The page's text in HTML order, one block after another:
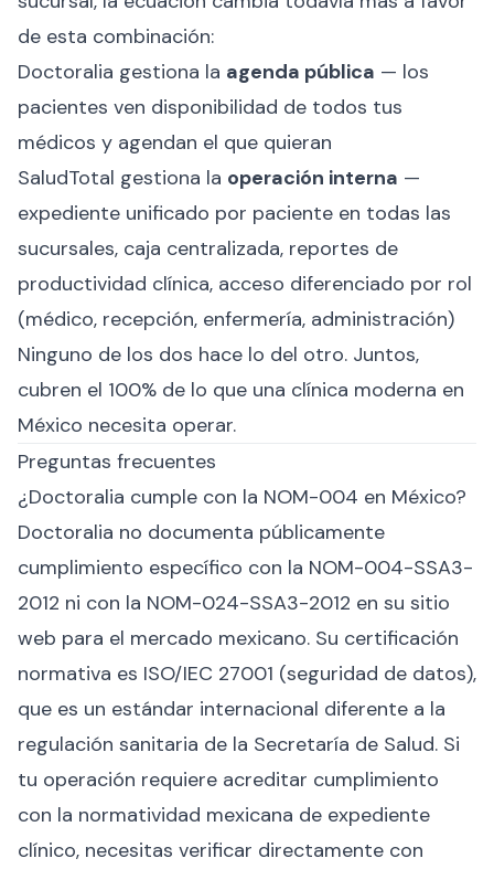
de esta combinación:
Doctoralia gestiona la agenda pública — los
pacientes ven disponibilidad de todos tus
médicos y agendan el que quieran
SaludTotal gestiona la operación interna —
expediente unificado por paciente en todas las
sucursales, caja centralizada, reportes de
productividad clínica, acceso diferenciado por rol
(médico, recepción, enfermería, administración)
Ninguno de los dos hace lo del otro. Juntos,
cubren el 100% de lo que una clínica moderna en
México necesita operar.
Preguntas frecuentes
¿Doctoralia cumple con la NOM-004 en México?
Doctoralia no documenta públicamente
cumplimiento específico con la NOM-004-SSA3-
2012 ni con la NOM-024-SSA3-2012 en su sitio
web para el mercado mexicano. Su certificación
normativa es ISO/IEC 27001 (seguridad de datos),
que es un estándar internacional diferente a la
regulación sanitaria de la Secretaría de Salud. Si
tu operación requiere acreditar cumplimiento
con la normatividad mexicana de expediente
clínico, necesitas verificar directamente con